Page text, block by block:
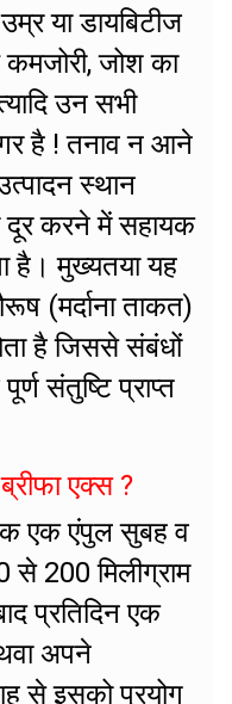
या डायबिटीज
जोश का
उन सभी
है ! तनाव न आने
स्थान
करने में सहायक
है। मुख्यतया यह
(मर्दाना ताकत)
है जिससे संबंधों
संतुष्टि प्राप्त
एक्स ?
एक एंपुल सुबह व
200 मिलीग्राम
प्रतिदिन एक
अपने
से इसको प्रयोग